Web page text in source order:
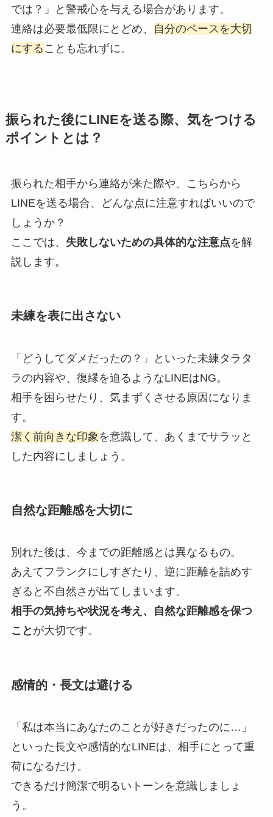
では？」と警戒心を与える場合があります。
連絡は必要最低限にとどめ、
自分のペースを大切
にする ことも忘れずに。
振られた後にLINEを送る際、気をつける
ポイントとは？
振られた相手から連絡が来た際や、こちらから
LINEを送る場合、どんな点に注意すればいいので
しょうか？
ここでは、 失敗しないための具体的な注意点を解
説します。
未練を表に出さない
「どうしてダメだったの？」といった未練タラタ
ラの内容や、復縁を迫るようなLINEはNG。
相手を困らせたり、気まずくさせる原因になりま
す。
潔く前向きな印象 を意識して、あくまでサラッと
した内容にしましょう。
自然な距離感を大切に
別れた後は、今までの距離感とは異なるもの。
あえてフランクにしすぎたり、逆に距離を詰めす
ぎると不自然さが出てしまいます。
相手の気持ちや状況を考え、自然な距離感を保つ
こと が大切です。
感情的・長文は避ける
「私は本当にあなたのことが好きだったのに…」
といった長文や感情的なLINEは、相手にとって重
荷になるだけ。
できるだけ簡潔で明るいトーンを意識しましょ
う。